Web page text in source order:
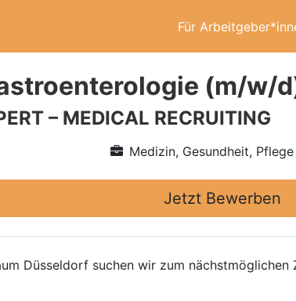
Für
(m/w/
– MEDICAL RECRUITING
Medizin, Gesundheit, Pflege
Jetzt Bewerben
Düsseldorf suchen wir zum nächstmöglichen